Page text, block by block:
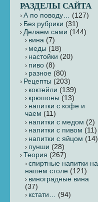
РАЗДЕЛЫ САЙТА
А по поводу… (127)
Без рубрики (31)
Делаем сами (144)
вина (7)
меды (18)
настойки (20)
пиво (8)
разное (80)
Рецепты (203)
коктейли (139)
крюшоны (13)
напитки с кофе и
чаем (11)
напитки с медом (2)
напитки с пивом (11)
напитки с яйцом (14)
пунши (28)
Теория (267)
cпиртные напитки на
нашем столе (121)
виноградные вина
(37)
кстати… (94)